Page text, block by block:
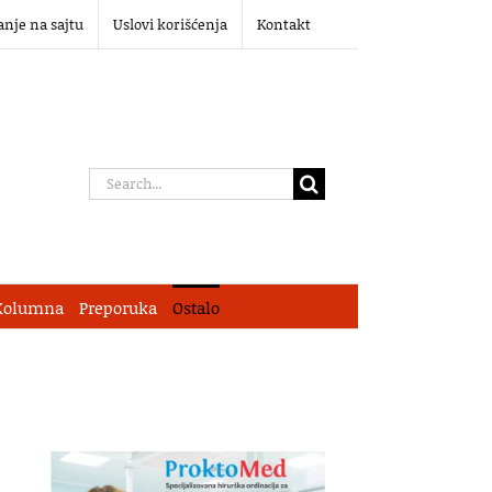
na sajtu Uslovi korišćenja Kontakt
Search
Preporuka Ostalo